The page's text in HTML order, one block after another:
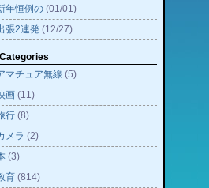
年恒例の (01/01)
張2連発 (12/27)
マチュア無線 (5)
画 (11)
行 (8)
メラ (2)
(3)
育 (814)